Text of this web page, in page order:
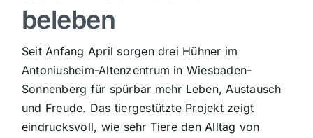
Panorama
Mein Stadtteil
beleben
Seit Anfang April sorgen drei Hühner im
Antoniusheim-Altenzentrum in Wiesbaden-
Sonnenberg für spürbar mehr Leben, Austausch
und Freude. Das tiergestützte Projekt zeigt
eindrucksvoll, wie sehr Tiere den Alltag von